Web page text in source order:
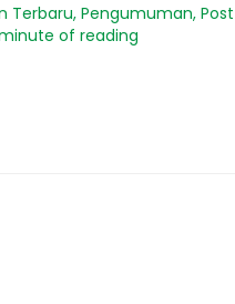
Terbaru,Pengumuman,Post
minute of reading